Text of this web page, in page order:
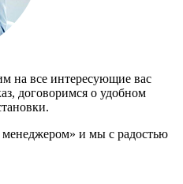
на все интересующие вас
договоримся о удобном
и мы с радостью